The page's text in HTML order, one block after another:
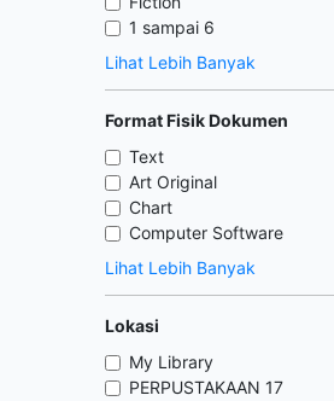
1 sampai 6
Lihat Lebih Banyak
Format Fisik Dokumen
Text
Art Original
Chart
Computer Software
Lihat Lebih Banyak
Lokasi
My Library
PERPUSTAKAAN 17